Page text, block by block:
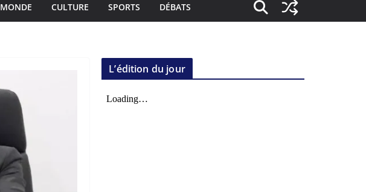
MONDE CULTURE SPORTS DÉBATS
L’édition du jour